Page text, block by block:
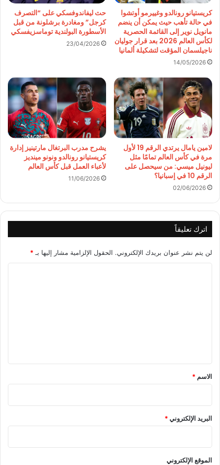
كريستيانو رونالدو وغييرمو أوتشوا
في حالة تأهب حيث يمكن أن ينضم
مانويل نوير إلى القائمة الحصرية
لكأس العالم 2026 بعد قرار جوليان
ناجيلسمان المؤقت لتشكيلة ألمانيا
14/05/2026
حث ليفاندوفسكي على “التصرف
كرجل” ومغادرة برشلونة من قبل
الأسطورة البولندية توماسزيفسكي
23/04/2026
لامين يامال يرتدي الرقم 19 لأول
مرة في كأس العالم تمامًا مثل
ليونيل ميسي: من سيحصل على
الرقم 10 في إسبانيا؟
02/06/2026
يشرح مدرب البرتغال مارتينيز إدارة
كريستيانو رونالدو ونونو مينديز
لأعباء العمل قبل كأس العالم
11/06/2026
اترك تعليقاً
لن يتم نشر عنوان بريدك الإلكتروني. الحقول الإلزامية مشار إليها بـ *
*
الاسم *
البريد الإلكتروني*
الموقع الإلكتروني